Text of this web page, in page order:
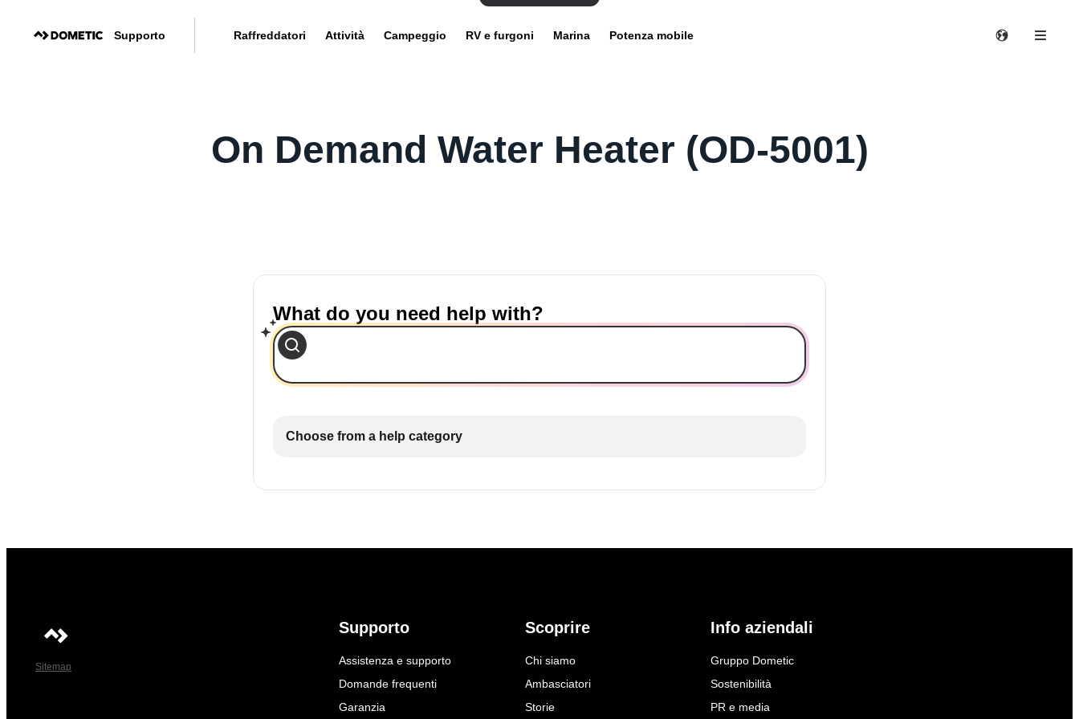
Supporto Raffreddatori Attività Campeggio RV e furgoni Marina Potenza mobile
On Demand Water Heater (OD-5001)
What do you need help with?
Choose from a help category
Sitemap
Supporto
Assistenza e supporto
Domande frequenti
Garanzia
Scoprire
Chi siamo
Ambasciatori
Storie
Info aziendali
Gruppo Dometic
Sostenibilità
PR e media